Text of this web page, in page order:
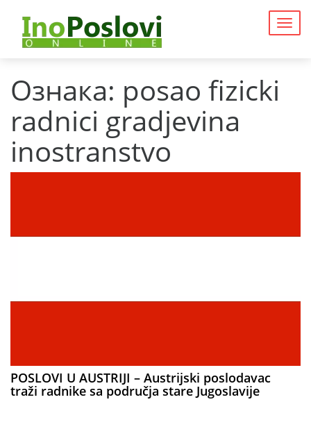
Ознака: posao fizicki
radnici gradjevina
inostranstvo
POSLOVI U AUSTRIJI – Austrijski poslodavac
traži radnike sa područja stare Jugoslavije